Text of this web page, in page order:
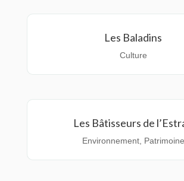
Les Baladins
Culture
Les Bâtisseurs de
Environnement, Patrimoine